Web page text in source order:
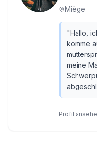
Miège
"Hallo,
komme
meine
Profil